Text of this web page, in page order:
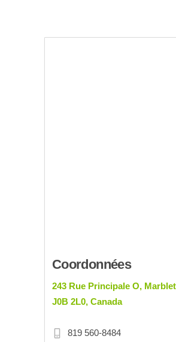
Coordonnées
243 Rue Principale O,
J0B 2L0, Canada
819 560-8484